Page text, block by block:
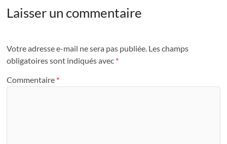
Laisser un commentaire
Votre adresse e-mail ne sera pas publiée. Les champs
obligatoires sont indiqués avec *
Commentaire *